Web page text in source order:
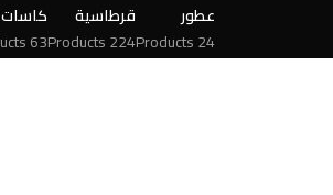
عطور
24 Products
قرطاسية
224 Products
كاسات
63 Products